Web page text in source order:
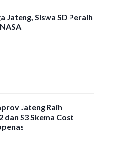
Jateng, Siswa SD Peraih
Jateng Raih
dan S3 Skema Cost